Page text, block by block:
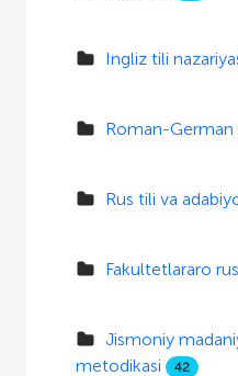
Ingliz tili
Roman-German
Rus tili va
Fakultetlararo
Jismoniy
metodikasi
42